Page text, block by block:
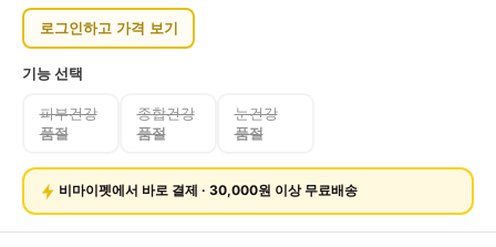
로그인하고 가격 보기
기능선택
피부건강
품절
종합건강
품절
눈건강
품절
비마이펫에서 바로 결제 · 30,000원 이상 무료배송